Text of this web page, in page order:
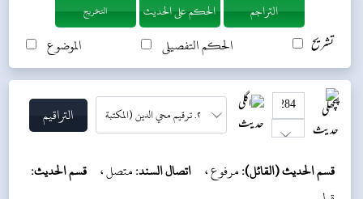
تشریح الحکم التفصیلی الموضوع
التخريج
قسم الحديث (القائل):مرفوع ، اتصال السند:متصل ، قسم الحديث: